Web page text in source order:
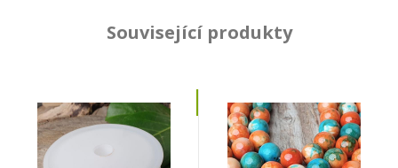
Související produkty